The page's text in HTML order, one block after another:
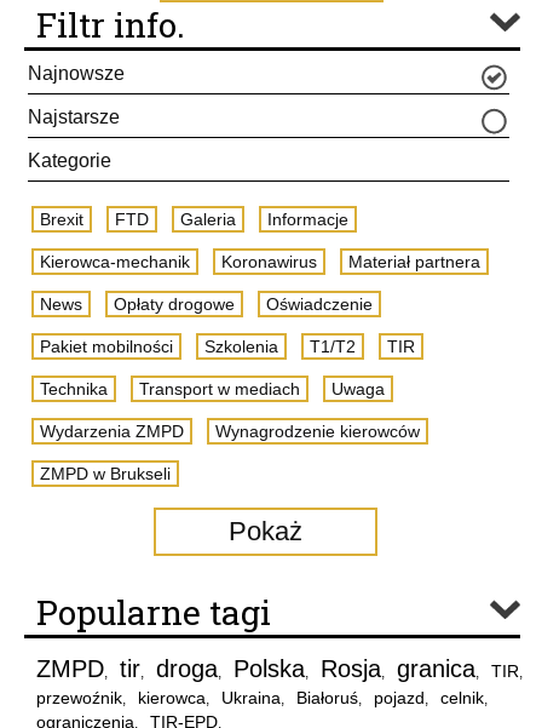
Filtr info.
Najnowsze
Najstarsze
Kategorie
Brexit FTD Galeria Informacje
Kierowca-mechanik Koronawirus Materiał partnera
News Opłaty drogowe Oświadczenie
Pakiet mobilności Szkolenia T1/T2 TIR
Technika Transport w mediach Uwaga
Wydarzenia ZMPD Wynagrodzenie kierowców
ZMPD w Brukseli
Pokaż
Popularne tagi
ZMPD, tir, droga, Polska, Rosja, granica, TIR,
przewoźnik, kierowca, Ukraina, Białoruś, pojazd, celnik,
ograniczenia, TIR-EPD,